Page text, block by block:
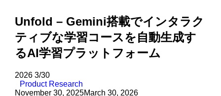
Unfold – Gemini搭載でインタラク
ティブな学習コースを自動生成す
るAI学習プラットフォーム
2026 3/30
Product Research
November 30, 2025March 30, 2026